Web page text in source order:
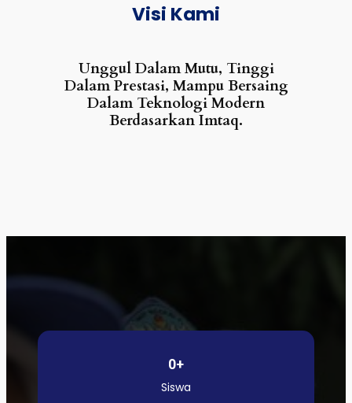
Visi Kami
Unggul Dalam Mutu, Tinggi
Dalam Prestasi, Mampu Bersaing
Dalam Teknologi Modern
Berdasarkan Imtaq.
Siswa
0+